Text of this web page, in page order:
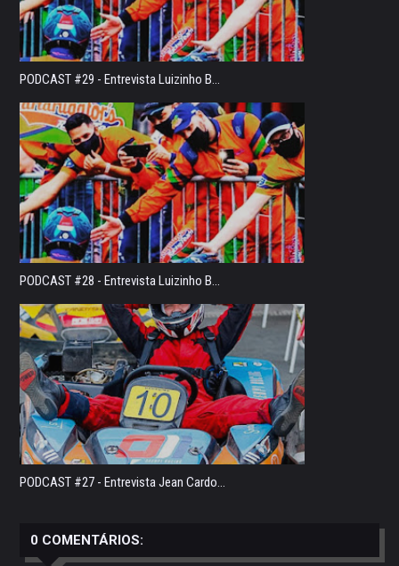
PODCAST #29 - Entrevista Luizinho B...
PODCAST #28 - Entrevista Luizinho B...
PODCAST #27 - Entrevista Jean Cardo...
0 COMENTÁRIOS: